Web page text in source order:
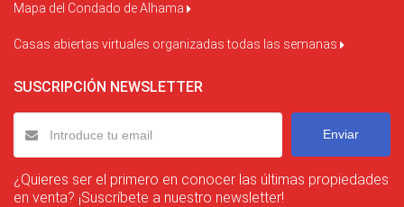
Mapa del Condado de Alhama
Casas abiertas virtuales organizadas todas las semanas
SUSCRIPCIÓN NEWSLETTER
Enviar
¿Quieres ser el primero en conocer las últimas propiedades
en venta? ¡Suscríbete a nuestro newsletter!